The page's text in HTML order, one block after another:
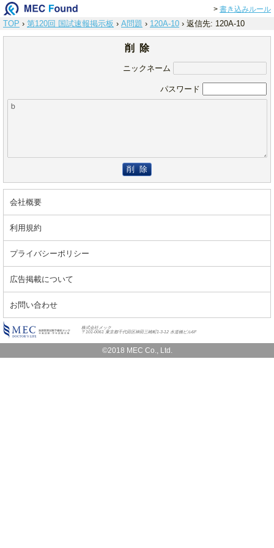
> 書き込みルール
TOP › 第120回 国試速報掲示板 › A問題 › 120A-10 › 返信先: 120A-10
削 除
ニックネーム
パスワード
削 除
会社概要
利用規約
プライバシーポリシー
広告掲載について
お問い合わせ
株式会社メック
〒101-0061 東京都千代田区神田三崎町1-3-12 水道橋ビル6F
©2018 MEC Co., Ltd.